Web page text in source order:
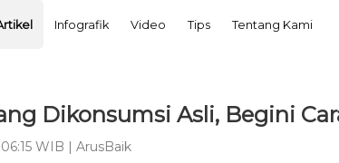
Infografik Video Tips Tentang Kami
Dikonsumsi Asli, Begini
WIB ArusBaik